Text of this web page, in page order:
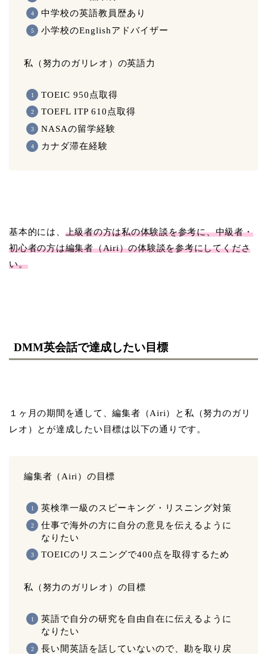
中学校の英語教員歴あり
小学校のEnglishアドバイザー
私（努力のガリレオ）の英語力
TOEIC 950点取得
TOEFL ITP 610点取得
NASAの留学経験
カナダ滞在経験
基本的には、 上級者の方は私の体験談を参考に、中級者・
初心者の方は編集者（Airi）の体験談を参考にしてくださ
い。
DMM英会話で達成したい目標
１ヶ月の期間を通して、編集者（Airi）と私（努力のガリ
レオ）とが達成したい目標は以下の通りです。
編集者（Airi）の目標
英検準一級のスピーキング・リスニング対策
仕事で海外の方に自分の意見を伝えるように
なりたい
TOEICのリスニングで400点を取得するため
私（努力のガリレオ）の目標
英語で自分の研究を自由自在に伝えるように
なりたい
長い間英語を話していないので、勘を取り戻